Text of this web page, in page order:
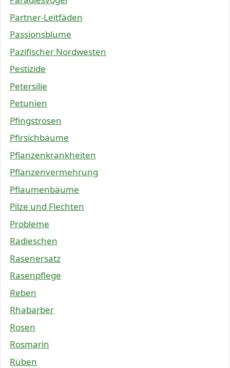
Partner-Leitfäden
Passionsblume
Pazifischer Nordwesten
Pestizide
Petersilie
Petunien
Pfingstrosen
Pfirsichbäume
Pflanzenkrankheiten
Pflanzenvermehrung
Pflaumenbäume
Pilze und Flechten
Probleme
Radieschen
Rasenersatz
Rasenpflege
Reben
Rhabarber
Rosen
Rosmarin
Rüben